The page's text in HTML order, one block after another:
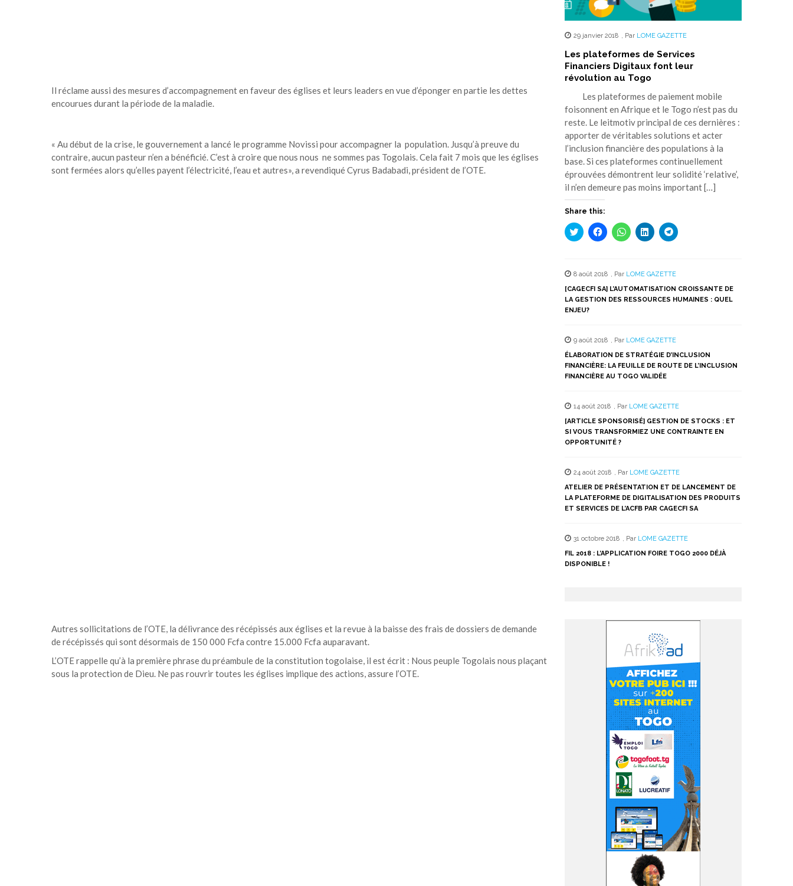
Il réclame aussi des mesures d’accompagnement en faveur des églises et leurs leaders en vue d’éponger en partie les dettes
encourues durant la période de la maladie.
« Au début de la crise, le gouvernement a lancé le programme Novissi pour accompagner la population. Jusqu’à preuve du
contraire, aucun pasteur n’en a bénéficié. C’est à croire que nous nous ne sommes pas Togolais. Cela fait 7 mois que les églises
sont fermées alors qu’elles payent l’électricité, l’eau et autres», a revendiqué Cyrus Badabadi, président de l’OTE.
Autres sollicitations de l’OTE, la délivrance des récépissés aux églises et la revue à la baisse des frais de dossiers de demande
de récépissés qui sont désormais de 150 000 Fcfa contre 15.000 Fcfa auparavant.
L’OTE rappelle qu’à la première phrase du préambule de la constitution togolaise, il est écrit : Nous peuple Togolais nous plaçant
sous la protection de Dieu. Ne pas rouvrir toutes les églises implique des actions, assure l’OTE.
29 janvier 2018 , Par LOME GAZETTE
Les plateformes de Services
Financiers Digitaux font leur
révolution au Togo
Les plateformes de paiement mobile
foisonnent en Afrique et le Togo n’est pas du
reste. Le leitmotiv principal de ces dernières :
apporter de véritables solutions et acter
l’inclusion financière des populations à la
base. Si ces plateformes continuellement
éprouvées démontrent leur solidité ‘relative’,
il n’en demeure pas moins important […]
Share this:
Cliquez
pour
une
nouvelle
fenêtre)
Cliquez
pour
une
nouvelle
fenêtre)
Cliquez
pour
une
nouvelle
fenêtre)
Cliquez
pour
une
nouvelle
fenêtre)
Cliquez
pour
une
nouvelle
fenêtre)
8 août 2018 , Par LOME GAZETTE
[CAGECFI SA] L’AUTOMATISATION CROISSANTE DE
LA GESTION DES RESSOURCES HUMAINES : QUEL
ENJEU?
9 août 2018 , Par LOME GAZETTE
ÉLABORATION DE STRATÉGIE D’INCLUSION
FINANCIÈRE: LA FEUILLE DE ROUTE DE L’INCLUSION
FINANCIÈRE AU TOGO VALIDÉE
14 août 2018 , Par LOME GAZETTE
[ARTICLE SPONSORISÉ] GESTION DE STOCKS : ET
SI VOUS TRANSFORMIEZ UNE CONTRAINTE EN
OPPORTUNITÉ ?
24 août 2018 , Par LOME GAZETTE
ATELIER DE PRÉSENTATION ET DE LANCEMENT DE
LA PLATEFORME DE DIGITALISATION DES PRODUITS
ET SERVICES DE L’ACFB PAR CAGECFI SA
31 octobre 2018 , Par LOME GAZETTE
FIL 2018 : L’APPLICATION FOIRE TOGO 2000 DÉJÀ
DISPONIBLE !